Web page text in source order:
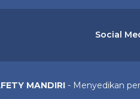
Social
MANDIRI - Menyedikan